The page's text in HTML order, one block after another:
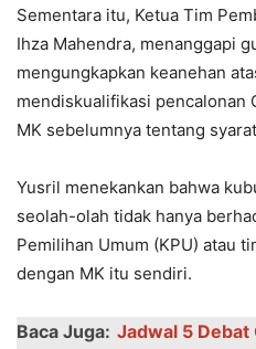
Sementara itu, Ketua Tim
Ihza Mahendra, menanggapi
mengungkapkan keanehan
mendiskualifikasi pencalonan
MK sebelumnya tentang
Yusril menekankan bahwa
seolah-olah tidak hanya
Pemilihan Umum (KPU) atau
dengan MK itu sendiri.
Baca Juga: Jadwal 5